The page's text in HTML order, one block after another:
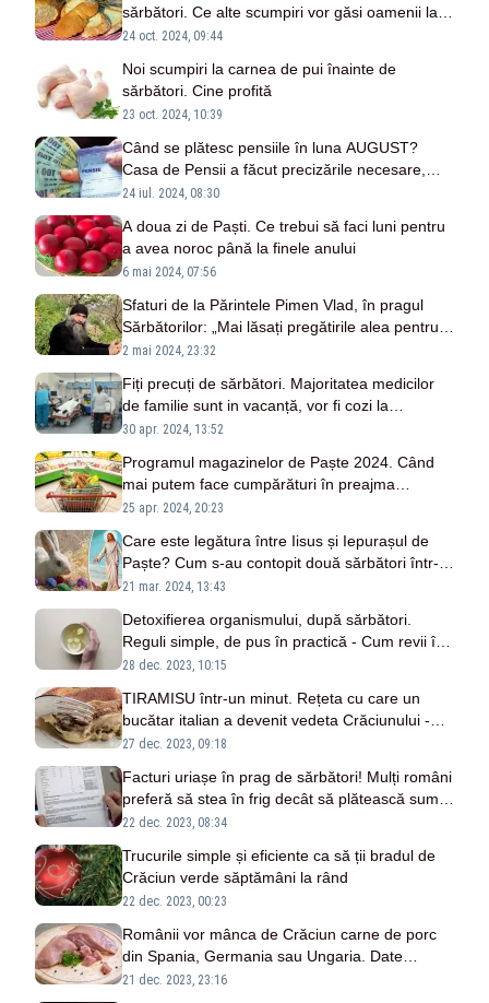
sărbători. Ce alte scumpiri vor găsi oamenii la
raft
24 oct. 2024, 09:44
Noi scumpiri la carnea de pui înainte de
sărbători. Cine profită
23 oct. 2024, 10:39
Când se plătesc pensiile în luna AUGUST?
Casa de Pensii a făcut precizările necesare,
ținând cont și de deciziile de recalculare
24 iul. 2024, 08:30
A doua zi de Paști. Ce trebui să faci luni pentru
a avea noroc până la finele anului
6 mai 2024, 07:56
Sfaturi de la Părintele Pimen Vlad, în pragul
Sărbătorilor: „Mai lăsați pregătirile alea pentru
Paște. Încercați să faceți asta”
2 mai 2024, 23:32
Fiți precuți de sărbători. Majoritatea medicilor
de familie sunt in vacanță, vor fi cozi la
camerele de gardă
30 apr. 2024, 13:52
Programul magazinelor de Paște 2024. Când
mai putem face cumpărături în preajma
sărbătorilor
25 apr. 2024, 20:23
Care este legătura între Iisus și Iepurașul de
Paște? Cum s-au contopit două sărbători într-
una singură
21 mar. 2024, 13:43
Detoxifierea organismului, după sărbători.
Reguli simple, de pus în practică - Cum revii în
formă
28 dec. 2023, 10:15
TIRAMISU într-un minut. Rețeta cu care un
bucătar italian a devenit vedeta Crăciunului -
VIDEO
27 dec. 2023, 09:18
Facturi uriașe în prag de sărbători! Mulți români
preferă să stea în frig decât să plătească sume
colosale
22 dec. 2023, 08:34
Trucurile simple și eficiente ca să ții bradul de
Crăciun verde săptămâni la rând
22 dec. 2023, 00:23
Românii vor mânca de Crăciun carne de porc
din Spania, Germania sau Ungaria. Date
statistice surprinzătoare de la INS
21 dec. 2023, 23:16